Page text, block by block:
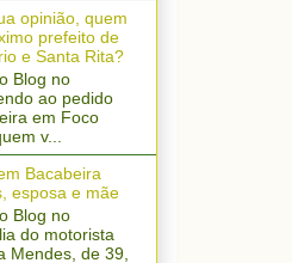
opinião, quem
prefeito de
e Santa Rita?
Blog no
ao pedido
em Foco
v...
Bacabeira
esposa e mãe
Blog no
do motorista
Mendes, de 39,